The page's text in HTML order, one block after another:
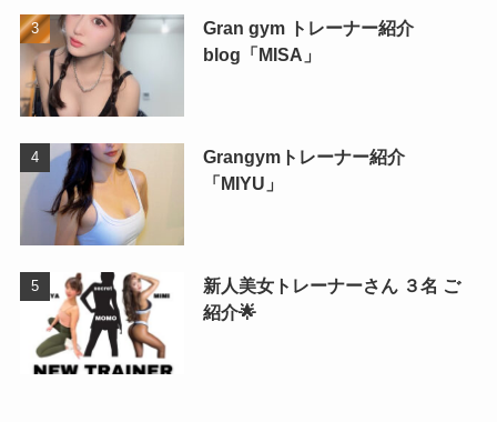
Gran gym トレーナー紹介
blog「MISA」
Grangymトレーナー紹介
「MIYU」
新人美女トレーナーさん ３名 ご
紹介🌟